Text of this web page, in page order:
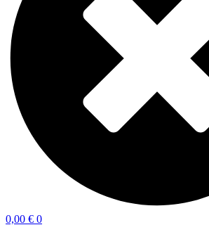
0,00 € 0